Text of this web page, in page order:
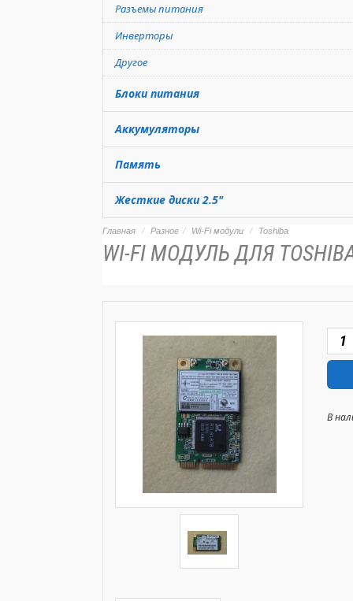
Разъемы питания
Инверторы
Другое
Блоки питания
Аккумуляторы
Память
Жесткие диски 2.5"
Главная Разное Wi-Fi модули Toshiba
WI-FI МОДУЛЬ ДЛЯ
В